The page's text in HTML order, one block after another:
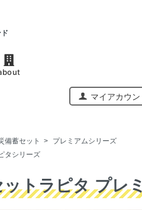
マイアカウン
備蓄セット >
プレミアムシリーズ
タシリーズ
ットラピタ プレ